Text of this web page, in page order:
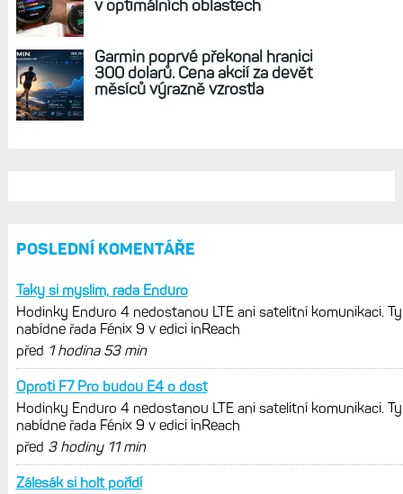
AKTUÁLNĚ NA BLOGU
Hodinky Enduro 4 nedostanou LTE ani
satelitní komunikaci. Ty nabídne řada
Fénix 9 v edici inReach